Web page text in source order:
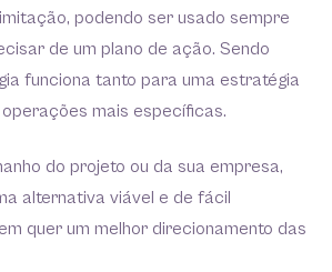
podendo ser usado sempre
de um plano de ação. Sendo
funciona tanto para uma estratégia
mais específicas.
do projeto ou da sua empresa,
alternativa viável e de fácil
quer um melhor direcionamento das